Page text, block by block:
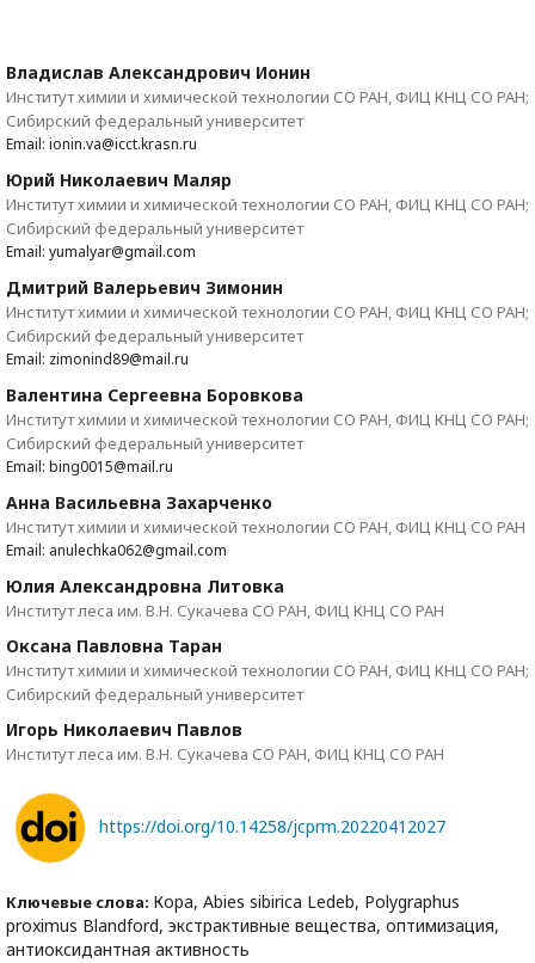
Владислав Александрович Ионин
Институт химии и химической технологии СО РАН, ФИЦ КНЦ СО РАН;
Сибирский федеральный университет
Email: ionin.va@icct.krasn.ru
Юрий Николаевич Маляр
Институт химии и химической технологии СО РАН, ФИЦ КНЦ СО РАН;
Сибирский федеральный университет
Email: yumalyar@gmail.com
Дмитрий Валерьевич Зимонин
Институт химии и химической технологии СО РАН, ФИЦ КНЦ СО РАН;
Сибирский федеральный университет
Email: zimonind89@mail.ru
Валентина Сергеевна Боровкова
Институт химии и химической технологии СО РАН, ФИЦ КНЦ СО РАН;
Сибирский федеральный университет
Email: bing0015@mail.ru
Анна Васильевна Захарченко
Институт химии и химической технологии СО РАН, ФИЦ КНЦ СО РАН
Email: anulechka062@gmail.com
Юлия Александровна Литовка
Институт леса им. В.Н. Сукачева СО РАН, ФИЦ КНЦ СО РАН
Оксана Павловна Таран
Институт химии и химической технологии СО РАН, ФИЦ КНЦ СО РАН;
Сибирский федеральный университет
Игорь Николаевич Павлов
Институт леса им. В.Н. Сукачева СО РАН, ФИЦ КНЦ СО РАН
https://doi.org/10.14258/jcprm.20220412027
Ключевые слова: Кора, Abies sibirica Ledeb, Polygraphus
proximus Blandford, экстрактивные вещества, оптимизация,
антиоксидантная активность